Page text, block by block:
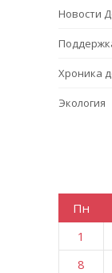
Новости
Хроника
Экология
Пн
1
8